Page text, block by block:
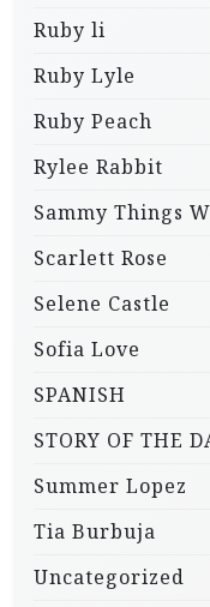
Ruby li
Ruby Lyle
Ruby Peach
Rylee Rabbit
Sammy Things
Scarlett Rose
Selene Castle
Sofia Love
SPANISH
STORY OF THE
Summer Lopez
Tia Burbuja
Uncategorized